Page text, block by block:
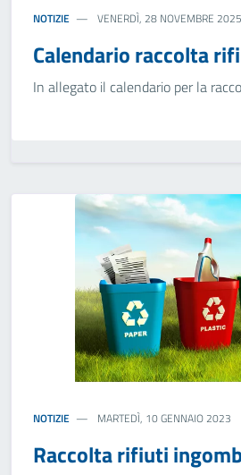
NOTIZIE VENERDÌ, 28 NOVEMBRE 2025
Calendario raccolta
In allegato il calendario per la
NOTIZIE MARTEDÌ, 10 GENNAIO 2023
Raccolta rifiuti